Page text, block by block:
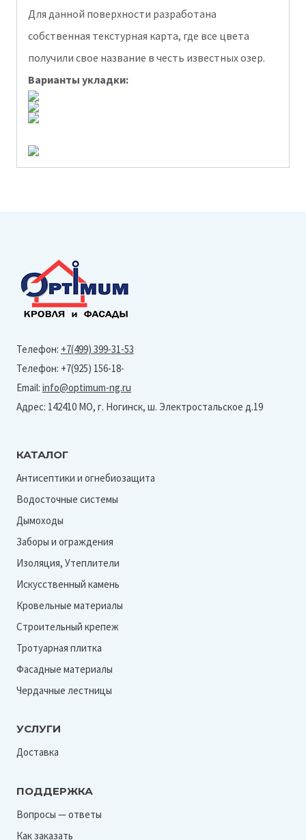
Для данной поверхности разработана
собственная текстурная карта, где все цвета
получили свое название в честь известных озер.
Варианты укладки:
Телефон: +7(499) 399-31-53
Телефон: +7(925) 156-18-
Email: info@optimum-ng.ru
Адрес: 142410 МО, г. Ногинск, ш. Электростальское д.19
КАТАЛОГ
Антисептики и огнебиозащита
Водосточные системы
Дымоходы
Заборы и ограждения
Изоляция, Утеплители
Искусственный камень
Кровельные материалы
Строительный крепеж
Тротуарная плитка
Фасадные материалы
Чердачные лестницы
УСЛУГИ
Доставка
ПОДДЕРЖКА
Вопросы — ответы
Как заказать